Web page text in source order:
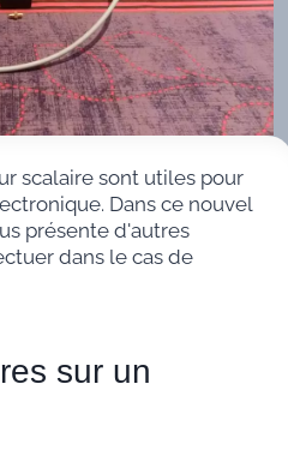
scalaire sont utiles pour
Dans ce nouvel
présente d'autres
dans le cas de
sur un